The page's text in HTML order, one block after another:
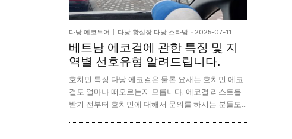
다낭 에코투어 다낭 황실장 다낭 스타밤 - 2025-07-11
베트남 에코걸에 관한 특징 및 지
역별 선호유형 알려드립니다.
호치민 특징 다낭 에코걸은 물론 요새는 호치민 에코
걸도 얼마나 떠오르는지 모릅니다. 에코걸 리스트를
받기 전부터 호치민에 대해서 문의를 하시는 분들도...